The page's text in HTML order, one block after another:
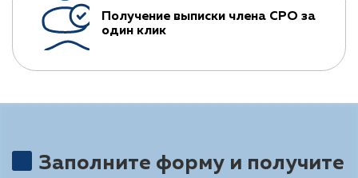
Получение выписки члена СРО за
один клик
Заполните форму и получите